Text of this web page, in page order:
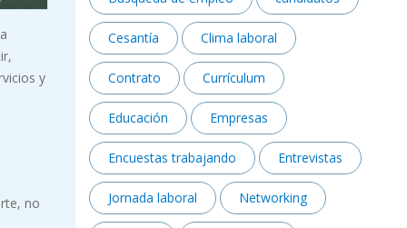
y
no
Cesantía Clima laboral
Contrato Currículum
Educación Empresas
Encuestas trabajando Entrevistas
Jornada laboral Networking